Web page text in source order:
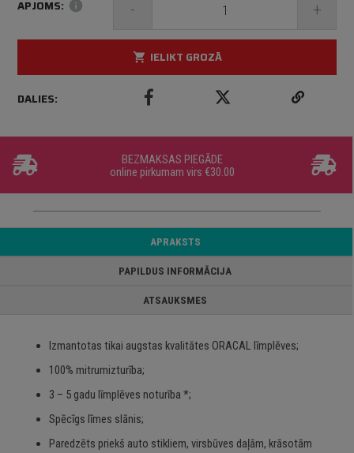
APJOMS: info - +
shopping_cart IELIKT GROZĀ
DALIES:
BEZMAKSAS PIEGĀDE
online pirkumam virs €30.00
APRAKSTS
PAPILDUS INFORMĀCIJA
ATSAUKSMES
Izmantotas tikai augstas kvalitātes ORACAL līmplēves;
100% mitrumizturība;
3 – 5 gadu līmplēves noturība *;
Spēcīgs līmes slānis;
Paredzēts priekš auto stikliem, virsbūves daļām, krāsotām